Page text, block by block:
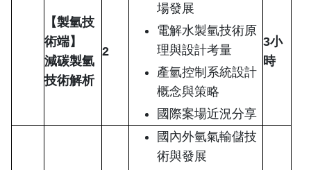
【製氫技
術端】
減碳製氫
技術解析
2
場發展
電解水製氫技術原
理與設計考量
產氫控制系統設計
概念與策略
國際案場近況分享
3小
時
國內外氫氣輸儲技
術與發展